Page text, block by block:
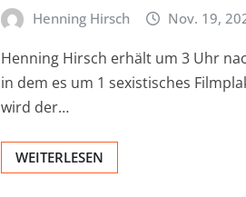
Henning Hirsch Nov. 19,
Henning Hirsch erhält um 3 Uhr
in dem es um 1 sexistisches
wird der…
WEITERLESEN